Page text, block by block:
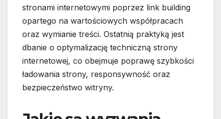
stronami internetowymi poprzez link building
opartego na wartościowych współpracach
oraz wymianie treści. Ostatnią praktyką jest
dbanie o optymalizację techniczną strony
internetowej, co obejmuje poprawę szybkości
ładowania strony, responsywność oraz
bezpieczeństwo witryny.